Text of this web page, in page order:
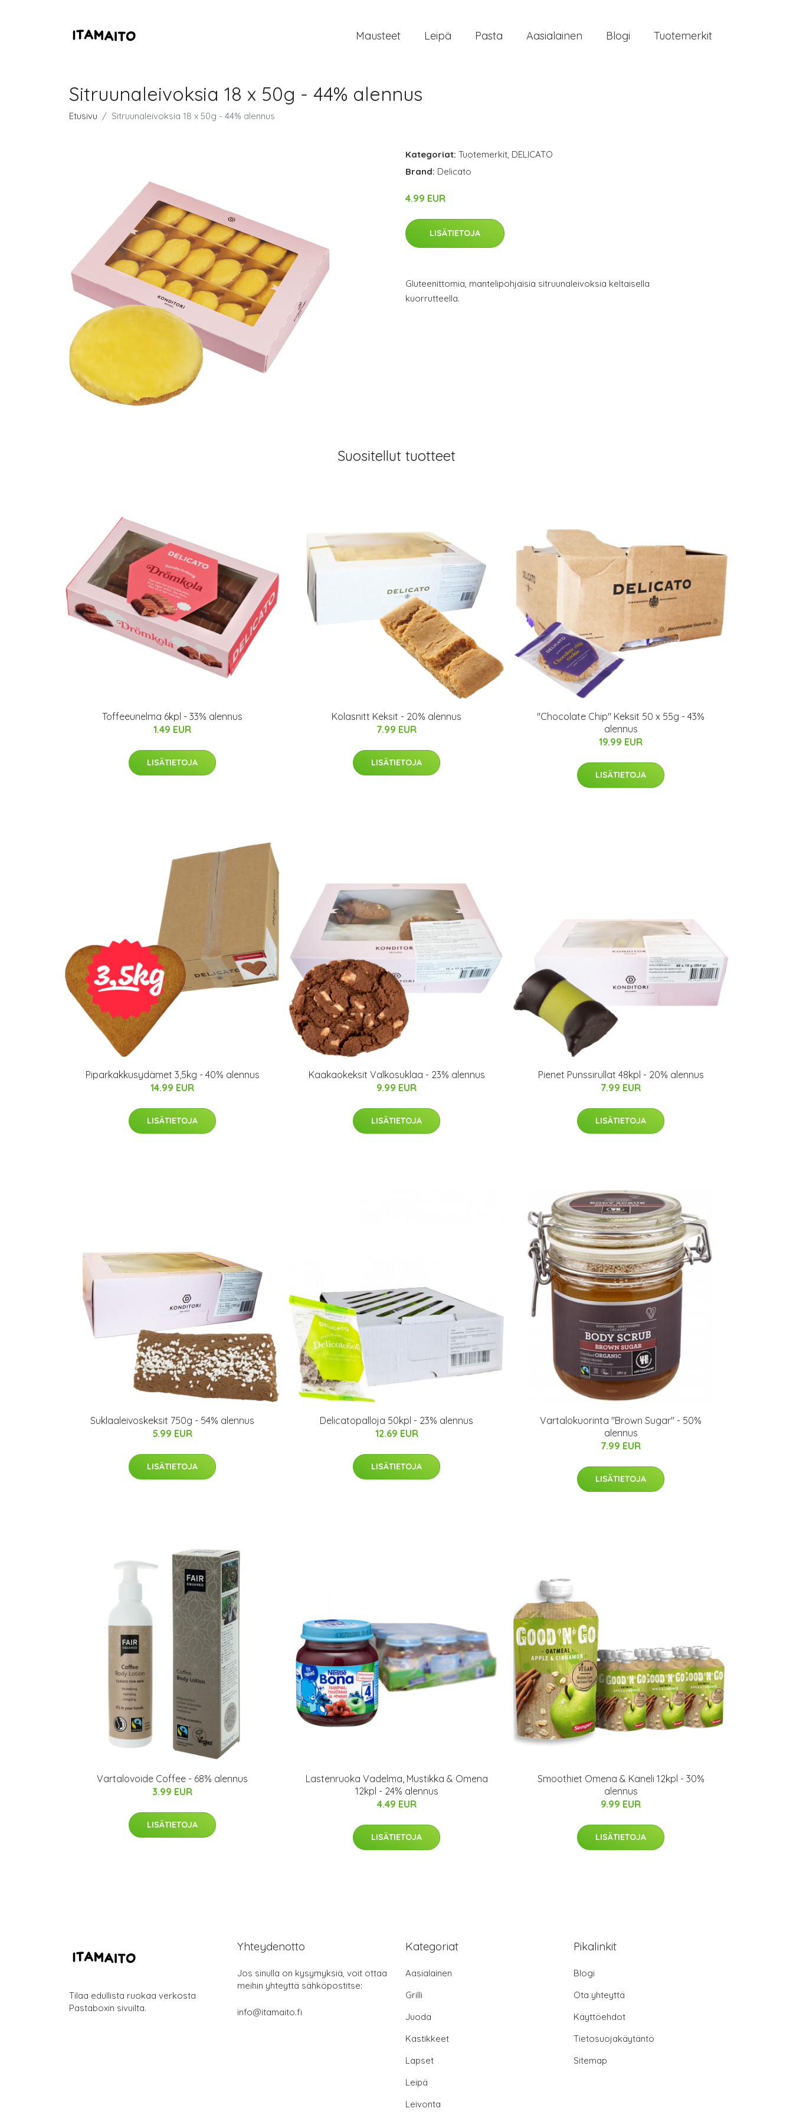
Mausteet Leipä Pasta Aasialainen Blogi Tuotemerkit
Sitruunaleivoksia 18 x 50g - 44% alennus
Etusivu Sitruunaleivoksia 18 x 50g - 44% alennus
Kategoriat: Tuotemerkit, DELICATO
Brand: Delicato
4.99 EUR
LISÄTIETOJA
Gluteenittomia, mantelipohjaisia sitruunaleivoksia keltaisella
kuorrutteella.
Suositellut tuotteet
Toffeeunelma 6kpl - 33% alennus
1.49 EUR
LISÄTIETOJA
Kolasnitt Keksit - 20% alennus
7.99 EUR
LISÄTIETOJA
"Chocolate Chip" Keksit 50 x 55g - 43%
alennus
19.99 EUR
LISÄTIETOJA
Piparkakkusydämet 3,5kg - 40% alennus
14.99 EUR
LISÄTIETOJA
Kaakaokeksit Valkosuklaa - 23% alennus
9.99 EUR
LISÄTIETOJA
Pienet Punssirullat 48kpl - 20% alennus
7.99 EUR
LISÄTIETOJA
Suklaaleivoskeksit 750g - 54% alennus
5.99 EUR
LISÄTIETOJA
Delicatopalloja 50kpl - 23% alennus
12.69 EUR
LISÄTIETOJA
Vartalokuorinta "Brown Sugar" - 50%
alennus
7.99 EUR
LISÄTIETOJA
Vartalovoide Coffee - 68% alennus
3.99 EUR
LISÄTIETOJA
Lastenruoka Vadelma, Mustikka & Omena
12kpl - 24% alennus
4.49 EUR
LISÄTIETOJA
Smoothiet Omena & Kaneli 12kpl - 30%
alennus
9.99 EUR
LISÄTIETOJA
Tilaa edullista ruokaa verkosta
Pastaboxin sivuilta.
Yhteydenotto
Jos sinulla on kysymyksiä, voit ottaa
meihin yhteyttä sähköpostitse:
info@itamaito.fi
Kategoriat
Aasialainen
Grilli
Juoda
Kastikkeet
Lapset
Leipä
Leivonta
Pikalinkit
Blogi
Ota yhteyttä
Käyttöehdot
Tietosuojakäytäntö
Sitemap